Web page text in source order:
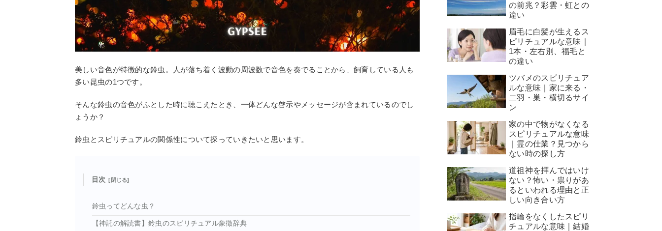
美しい音色が特徴的な鈴虫。人が落ち着く波動の周波数で音色を奏でることから、飼育している人も
多い昆虫の1つです。
そんな鈴虫の音色がふとした時に聴こえたとき、一体どんな啓示やメッセージが含まれているのでし
ょうか？
鈴虫とスピリチュアルの関係性について探っていきたいと思います。
目次
鈴虫ってどんな虫？
【神託の解読書】鈴虫のスピリチュアル象徴辞典
の前兆？彩雲・虹との
違い
眉毛に白髪が生えるス
ピリチュアルな意味｜
1本・左右別、福毛と
の違い
ツバメのスピリチュア
ルな意味｜家に来る・
二羽・巣・横切るサイ
ン
家の中で物がなくなる
スピリチュアルな意味
｜霊の仕業？見つから
ない時の探し方
道祖神を拝んではいけ
ない？怖い・祟りがあ
るといわれる理由と正
しい向き合い方
指輪をなくしたスピリ
チュアルな意味｜結婚